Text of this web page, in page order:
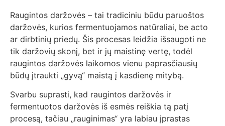
Raugintos daržovės – tai tradiciniu būdu paruoštos
daržovės, kurios fermentuojamos natūraliai, be acto
ar dirbtinių priedų. Šis procesas leidžia išsaugoti ne
tik daržovių skonį, bet ir jų maistinę vertę, todėl
raugintos daržovės laikomos vienu paprasčiausių
būdų įtraukti „gyvą“ maistą į kasdienę mitybą.
Svarbu suprasti, kad raugintos daržovės ir
fermentuotos daržovės iš esmės reiškia tą patį
procesą, tačiau „rauginimas“ yra labiau įprastas